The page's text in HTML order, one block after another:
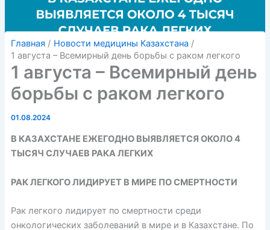
Главная
Новости медицины Казахстана
1 августа – Всемирный день борьбы с раком легкого
1 августа – Всемирный день
борьбы с раком легкого
01.08.2024
В КАЗАХСТАНЕ ЕЖЕГОДНО ВЫЯВЛЯЕТСЯ ОКОЛО 4
ТЫСЯЧ СЛУЧАЕВ РАКА ЛЕГКИХ
РАК ЛЕГКОГО ЛИДИРУЕТ В МИРЕ ПО СМЕРТНОСТИ
Рак легкого лидирует по смертности среди
онкологических заболеваний в мире и в Казахстане. По